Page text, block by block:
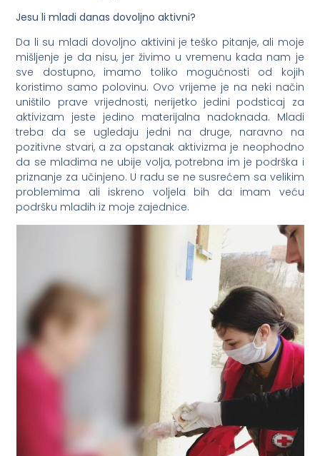
Jesu li mladi danas dovoljno aktivni?
Da li su mladi dovoljno aktivini je teško pitanje, ali moje
mišljenje je da nisu, jer živimo u vremenu kada nam je
sve dostupno, imamo toliko mogućnosti od kojih
koristimo samo polovinu. Ovo vrijeme je na neki način
uništilo prave vrijednosti, nerijetko jedini podsticaj za
aktivizam jeste jedino materijalna nadoknada. Mladi
treba da se ugledaju jedni na druge, naravno na
pozitivne stvari, a za opstanak aktivizma je neophodno
da se mladima ne ubije volja, potrebna im je podrška i
priznanje za učinjeno. U radu se ne susrećem sa velikim
problemima ali iskreno voljela bih da imam veću
podršku mladih iz moje zajednice.